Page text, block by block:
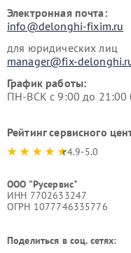
Электронная почта:
info@delonghi-fixim.ru
для юридических лиц
manager@fix-
График работы:
ПН-ВСК с 9:00 до 21:00
Рейтинг сервисного
4.9-5.0
ООО "Русервис"
ИНН 7702633247
ОГРН 1077746335776
Поделиться в соц. сетях: